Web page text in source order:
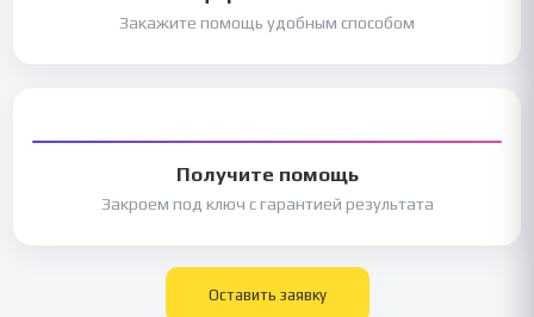
Закажите помощь удобным способом
Получите помощь
Закроем под ключ с гарантией результата
Оставить заявку